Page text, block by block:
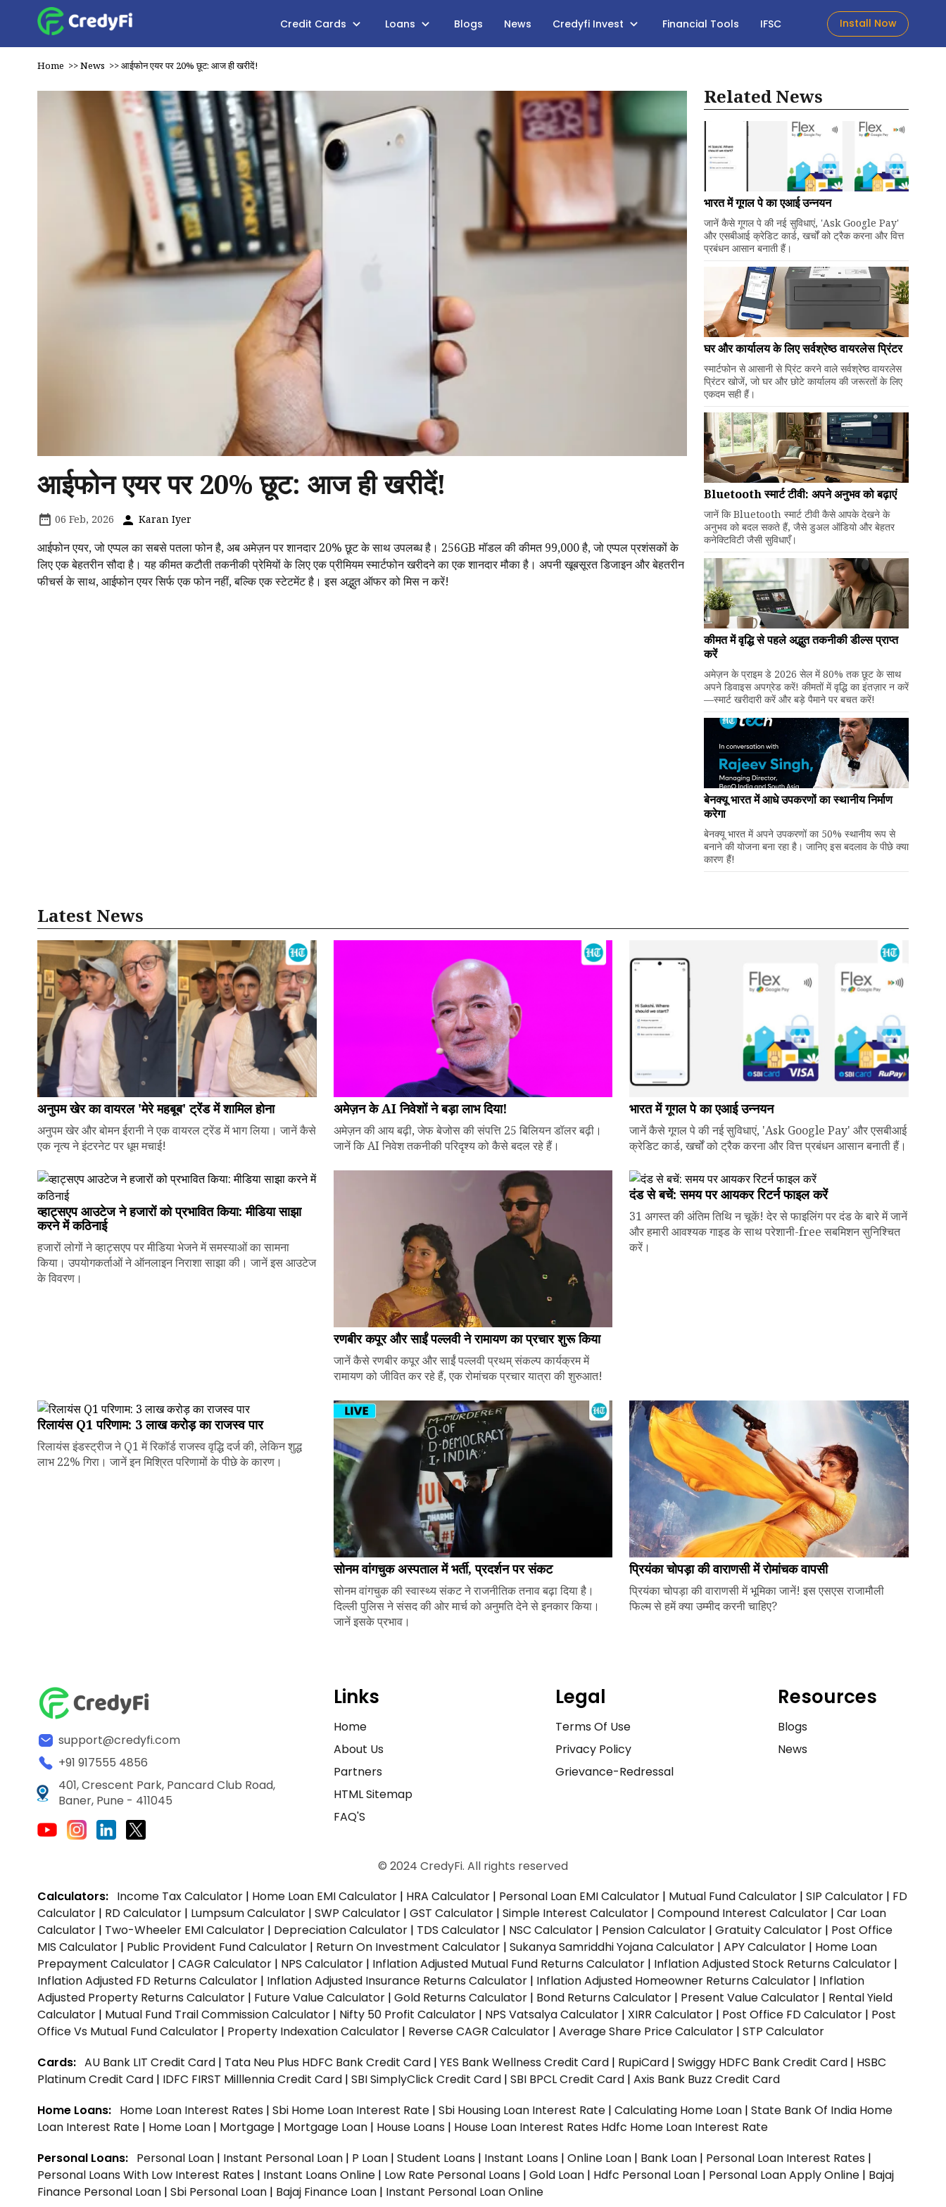
Credit Cards Loans Blogs News Credyfi Invest Financial Tools IFSC Install Now
Home >>News >>आईफोन एयर पर 20% छूट: आज ही खरीदें!
आईफोन एयर पर 20% छूट: आज ही खरीदें!
06 Feb, 2026 Karan Iyer
आईफोन एयर, जो एप्पल का सबसे पतला फोन है, अब अमेज़न पर शानदार 20% छूट के साथ उपलब्ध है। 256GB मॉडल की कीमत ₹99,000 है, जो एप्पल प्रशंसकों के
लिए एक बेहतरीन सौदा है। यह कीमत कटौती तकनीकी प्रेमियों के लिए एक प्रीमियम स्मार्टफोन खरीदने का एक शानदार मौका है। अपनी खूबसूरत डिजाइन और बेहतरीन
फीचर्स के साथ, आईफोन एयर सिर्फ एक फोन नहीं, बल्कि एक स्टेटमेंट है। इस अद्भुत ऑफर को मिस न करें!
Related News
भारत में गूगल पे का एआई उन्नयन
जानें कैसे गूगल पे की नई सुविधाएं, 'Ask Google Pay'
और एसबीआई क्रेडिट कार्ड, खर्चों को ट्रैक करना और वित्त
प्रबंधन आसान बनाती हैं।
घर और कार्यालय के लिए सर्वश्रेष्ठ वायरलेस प्रिंटर
स्मार्टफोन से आसानी से प्रिंट करने वाले सर्वश्रेष्ठ वायरलेस
प्रिंटर खोजें, जो घर और छोटे कार्यालय की जरूरतों के लिए
एकदम सही हैं।
Bluetooth स्मार्ट टीवी: अपने अनुभव को बढ़ाएं
जानें कि Bluetooth स्मार्ट टीवी कैसे आपके देखने के
अनुभव को बदल सकते हैं, जैसे डुअल ऑडियो और बेहतर
कनेक्टिविटी जैसी सुविधाएँ।
कीमत में वृद्धि से पहले अद्भुत तकनीकी डील्स प्राप्त
करें
अमेज़न के प्राइम डे 2026 सेल में 80% तक छूट के साथ
अपने डिवाइस अपग्रेड करें! कीमतों में वृद्धि का इंतज़ार न करें
—स्मार्ट खरीदारी करें और बड़े पैमाने पर बचत करें!
बेनक्यू भारत में आधे उपकरणों का स्थानीय निर्माण
करेगा
बेनक्यू भारत में अपने उपकरणों का 50% स्थानीय रूप से
बनाने की योजना बना रहा है। जानिए इस बदलाव के पीछे क्या
कारण हैं!
Latest News
अनुपम खेर का वायरल 'मेरे महबूब' ट्रेंड में शामिल होना
अनुपम खेर और बोमन ईरानी ने एक वायरल ट्रेंड में भाग लिया। जानें कैसे
एक नृत्य ने इंटरनेट पर धूम मचाई!
अमेज़न के AI निवेशों ने बड़ा लाभ दिया!
अमेज़न की आय बढ़ी, जेफ बेजोस की संपत्ति 25 बिलियन डॉलर बढ़ी।
जानें कि AI निवेश तकनीकी परिदृश्य को कैसे बदल रहे हैं।
भारत में गूगल पे का एआई उन्नयन
जानें कैसे गूगल पे की नई सुविधाएं, 'Ask Google Pay' और एसबीआई
क्रेडिट कार्ड, खर्चों को ट्रैक करना और वित्त प्रबंधन आसान बनाती हैं।
व्हाट्सएप आउटेज ने हजारों को प्रभावित किया: मीडिया साझा
करने में कठिनाई
हजारों लोगों ने व्हाट्सएप पर मीडिया भेजने में समस्याओं का सामना
किया। उपयोगकर्ताओं ने ऑनलाइन निराशा साझा की। जानें इस आउटेज
के विवरण।
रणबीर कपूर और साईं पल्लवी ने रामायण का प्रचार शुरू किया
जानें कैसे रणबीर कपूर और साईं पल्लवी प्रथम् संकल्प कार्यक्रम में
रामायण को जीवित कर रहे हैं, एक रोमांचक प्रचार यात्रा की शुरुआत!
दंड से बचें: समय पर आयकर रिटर्न फाइल करें
31 अगस्त की अंतिम तिथि न चूकें! देर से फाइलिंग पर दंड के बारे में जानें
और हमारी आवश्यक गाइड के साथ परेशानी-free सबमिशन सुनिश्चित
करें।
रिलायंस Q1 परिणाम: ₹3 लाख करोड़ का राजस्व पार
रिलायंस इंडस्ट्रीज ने Q1 में रिकॉर्ड राजस्व वृद्धि दर्ज की, लेकिन शुद्ध
लाभ 22% गिरा। जानें इन मिश्रित परिणामों के पीछे के कारण।
सोनम वांगचुक अस्पताल में भर्ती, प्रदर्शन पर संकट
सोनम वांगचुक की स्वास्थ्य संकट ने राजनीतिक तनाव बढ़ा दिया है।
दिल्ली पुलिस ने संसद की ओर मार्च को अनुमति देने से इनकार किया।
जानें इसके प्रभाव।
प्रियंका चोपड़ा की वाराणसी में रोमांचक वापसी
प्रियंका चोपड़ा की वाराणसी में भूमिका जानें! इस एसएस राजामौली
फिल्म से हमें क्या उम्मीद करनी चाहिए?
support@credyfi.com
+91 917555 4856
401, Crescent Park, Pancard Club Road,
Baner, Pune - 411045
Links
Home
About Us
Partners
HTML Sitemap
FAQ'S
Legal
Terms Of Use
Privacy Policy
Grievance-Redressal
Resources
Blogs
News
© 2024 CredyFi. All rights reserved
Calculators: Income Tax Calculator | Home Loan EMI Calculator | HRA Calculator | Personal Loan EMI Calculator | Mutual Fund Calculator | SIP Calculator | FD
Calculator | RD Calculator | Lumpsum Calculator | SWP Calculator | GST Calculator | Simple Interest Calculator | Compound Interest Calculator | Car Loan
Calculator | Two-Wheeler EMI Calculator | Depreciation Calculator | TDS Calculator | NSC Calculator | Pension Calculator | Gratuity Calculator | Post Office
MIS Calculator | Public Provident Fund Calculator | Return On Investment Calculator | Sukanya Samriddhi Yojana Calculator | APY Calculator | Home Loan
Prepayment Calculator | CAGR Calculator | NPS Calculator | Inflation Adjusted Mutual Fund Returns Calculator | Inflation Adjusted Stock Returns Calculator |
Inflation Adjusted FD Returns Calculator | Inflation Adjusted Insurance Returns Calculator | Inflation Adjusted Homeowner Returns Calculator | Inflation
Adjusted Property Returns Calculator | Future Value Calculator | Gold Returns Calculator | Bond Returns Calculator | Present Value Calculator | Rental Yield
Calculator | Mutual Fund Trail Commission Calculator | Nifty 50 Profit Calculator | NPS Vatsalya Calculator | XIRR Calculator | Post Office FD Calculator | Post
Office Vs Mutual Fund Calculator | Property Indexation Calculator | Reverse CAGR Calculator | Average Share Price Calculator | STP Calculator
Cards: AU Bank LIT Credit Card | Tata Neu Plus HDFC Bank Credit Card | YES Bank Wellness Credit Card | RupiCard | Swiggy HDFC Bank Credit Card | HSBC
Platinum Credit Card | IDFC FIRST Milllennia Credit Card | SBI SimplyClick Credit Card | SBI BPCL Credit Card | Axis Bank Buzz Credit Card
Home Loans: Home Loan Interest Rates | Sbi Home Loan Interest Rate | Sbi Housing Loan Interest Rate | Calculating Home Loan | State Bank Of India Home
Loan Interest Rate | Home Loan | Mortgage | Mortgage Loan | House Loans | House Loan Interest Rates Hdfc Home Loan Interest Rate
Personal Loans: Personal Loan | Instant Personal Loan | P Loan | Student Loans | Instant Loans | Online Loan | Bank Loan | Personal Loan Interest Rates |
Personal Loans With Low Interest Rates | Instant Loans Online | Low Rate Personal Loans | Gold Loan | Hdfc Personal Loan | Personal Loan Apply Online | Bajaj
Finance Personal Loan | Sbi Personal Loan | Bajaj Finance Loan | Instant Personal Loan Online